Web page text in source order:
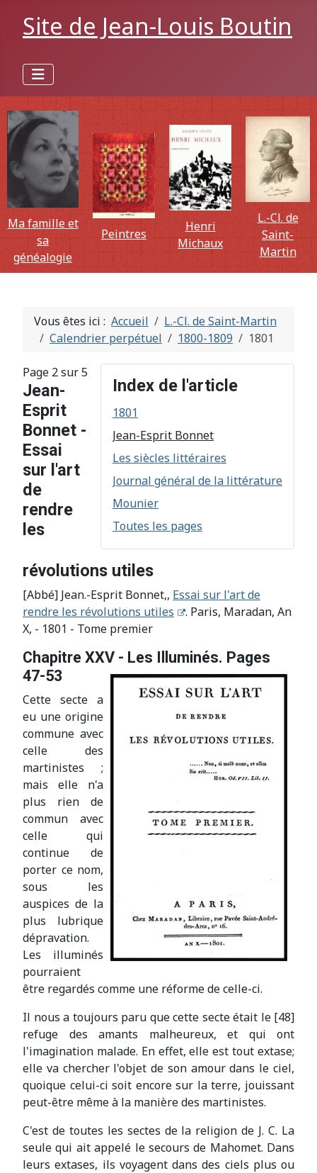
Site de Jean-Louis Boutin
Ma famille et
sa
généalogie
Peintres
Henri
Michaux
L.-Cl. de
Saint-
Martin
Vous êtes ici : Accueil
L.-Cl. de Saint-Martin
Calendrier perpétuel
1800-1809 1801
Index de l'article
1801
Jean-Esprit Bonnet
Les siècles littéraires
Journal général de la littérature
Mounier
Toutes les pages
Page 2 sur 5
Jean-
Esprit
Bonnet -
Essai
sur l'art
de
rendre
les
révolutions utiles
[Abbé] Jean.-Esprit Bonnet,, Essai sur l'art de
rendre les révolutions utiles
. Paris, Maradan, An
X, - 1801 - Tome premier
Chapitre XXV - Les Illuminés. Pages
47-53
Cette secte a
eu une origine
commune avec
celle des
martinistes ;
mais elle n'a
plus rien de
commun avec
celle qui
continue de
porter ce nom,
sous les
auspices de la
plus lubrique
dépravation.
Les illuminés
pourraient
être regardés comme une réforme de celle-ci.
Il nous a toujours paru que cette secte était le [48]
refuge des amants malheureux, et qui ont
l'imagination malade. En effet, elle est tout extase;
elle va chercher l'objet de son amour dans le ciel,
quoique celui-ci soit encore sur la terre, jouissant
peut-être même à la manière des martinistes.
C'est de toutes les sectes de la religion de J. C. La
seule qui ait appelé le secours de Mahomet. Dans
leurs extases, ils voyagent dans des ciels plus ou